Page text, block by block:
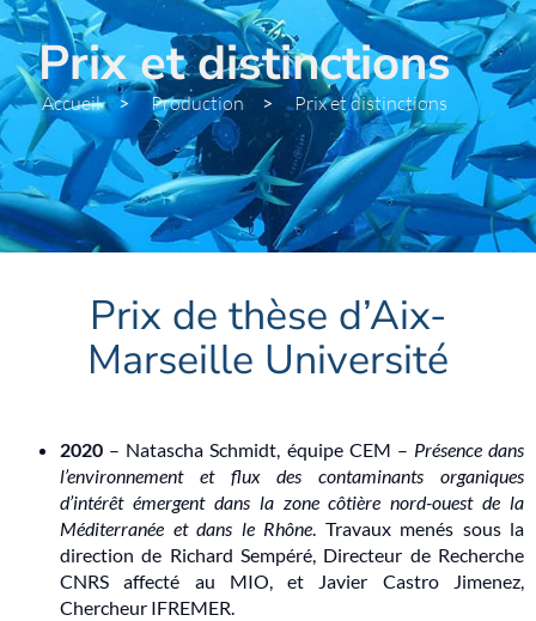
Prix et distinctions
Accueil > Production > Prix et distinctions
Prix de thèse d’Aix-
Marseille Université
2020 – Natascha Schmidt, équipe CEM – Présence dans
l’environnement et flux des contaminants organiques
d’intérêt émergent dans la zone côtière nord-ouest de la
Méditerranée et dans le Rhône. Travaux menés sous la
direction de Richard Sempéré, Directeur de Recherche
CNRS affecté au MIO, et Javier Castro Jimenez,
Chercheur IFREMER.